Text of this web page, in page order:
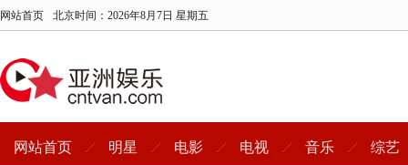
网站首页 北京时间： 2026年8月7日 星期五
网站首页 明星 电影 电视 音乐 综艺